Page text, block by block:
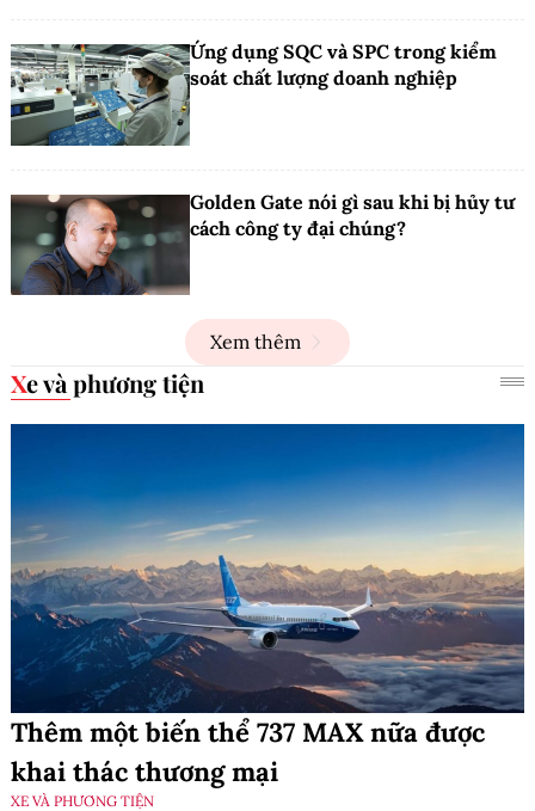
Ứng dụng SQC và SPC trong kiểm
soát chất lượng doanh nghiệp
Golden Gate nói gì sau khi bị hủy tư
cách công ty đại chúng?
Xem thêm
Xe và phương tiện
Thêm một biến thể 737 MAX nữa được
khai thác thương mại
XE VÀ PHƯƠNG TIỆN